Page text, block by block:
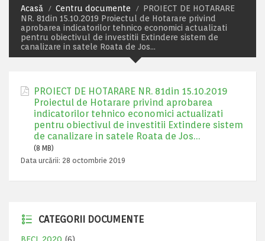
Acasă Centru documente
PROIECT DE HOTARARE
NR. 81din 15.10.2019 Proiectul de Hotarare privind
aprobarea indicatorilor tehnico economici actualizati
pentru obiectivul de investitii Extindere sistem de
canalizare in satele Roata de Jos…
PROIECT DE HOTARARE NR. 81din 15.10.2019
Proiectul de Hotarare privind aprobarea
indicatorilor tehnico economici actualizati
pentru obiectivul de investitii Extindere sistem
de canalizare in satele Roata de Jos…
(8 MB)
Data urcării: 28 octombrie 2019
CATEGORII DOCUMENTE